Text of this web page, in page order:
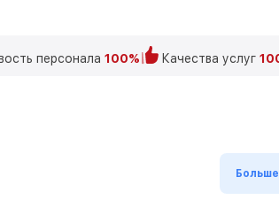
персонала 100% Качества услуг